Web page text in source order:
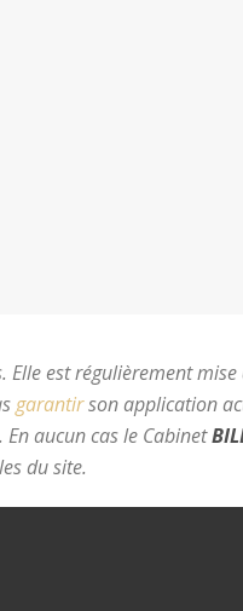
est régulièrement
garantirson application
. En aucun cas le Cabinet
du site.